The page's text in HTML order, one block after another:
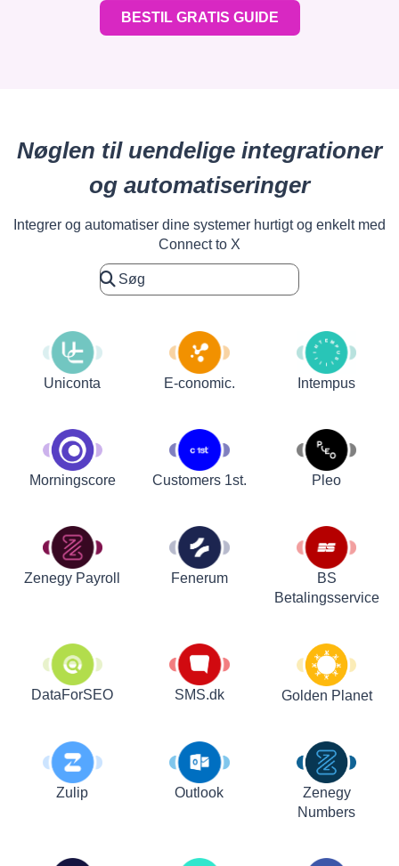
BESTIL GRATIS GUIDE
Nøglen til uendelige integrationer
og automatiseringer
Integrer og automatiser dine systemer hurtigt og enkelt med
Connect to X
Uniconta E-conomic. Intempus
Morningscore Customers 1st. Pleo
Zenegy Payroll Fenerum
BS
Betalingsservice
DataForSEO SMS.dk Golden Planet
Zulip Outlook
Zenegy
Numbers